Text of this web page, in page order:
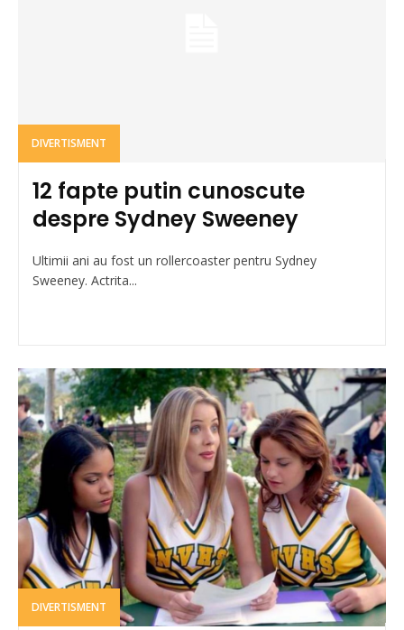
DIVERTISMENT
12 fapte putin cunoscute
despre Sydney Sweeney
Ultimii ani au fost un rollercoaster pentru Sydney
Sweeney. Actrita...
DIVERTISMENT